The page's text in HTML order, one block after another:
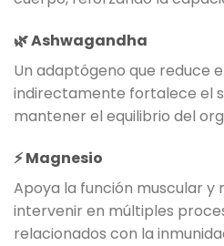
🌿 Ashwagandha
Un adaptógeno que reduce
indirectamente fortalece el
mantener el equilibrio del
⚡ Magnesio
Apoya la función muscular y
intervenir en múltiples
relacionados con la